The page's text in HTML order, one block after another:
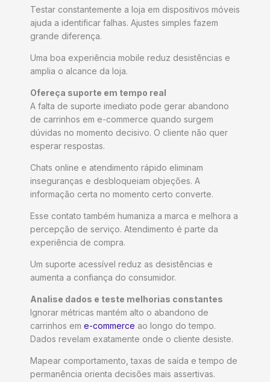
Testar constantemente a loja em dispositivos móveis
ajuda a identificar falhas. Ajustes simples fazem
grande diferença.
Uma boa experiência mobile reduz desistências e
amplia o alcance da loja.
Ofereça suporte em tempo real
A falta de suporte imediato pode gerar abandono
de carrinhos em e-commerce quando surgem
dúvidas no momento decisivo. O cliente não quer
esperar respostas.
Chats online e atendimento rápido eliminam
inseguranças e desbloqueiam objeções. A
informação certa no momento certo converte.
Esse contato também humaniza a marca e melhora a
percepção de serviço. Atendimento é parte da
experiência de compra.
Um suporte acessível reduz as desistências e
aumenta a confiança do consumidor.
Analise dados e teste melhorias constantes
Ignorar métricas mantém alto o abandono de
carrinhos em e-commerce ao longo do tempo.
Dados revelam exatamente onde o cliente desiste.
Mapear comportamento, taxas de saída e tempo de
permanência orienta decisões mais assertivas.